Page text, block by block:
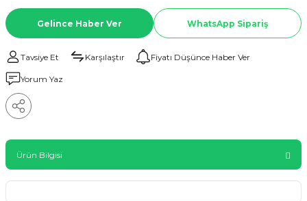
Gelince Haber Ver WhatsApp Sipariş
Tavsiye Et Karşılaştır Fiyatı Düşünce Haber Ver
Yorum Yaz
Ürün Bilgisi